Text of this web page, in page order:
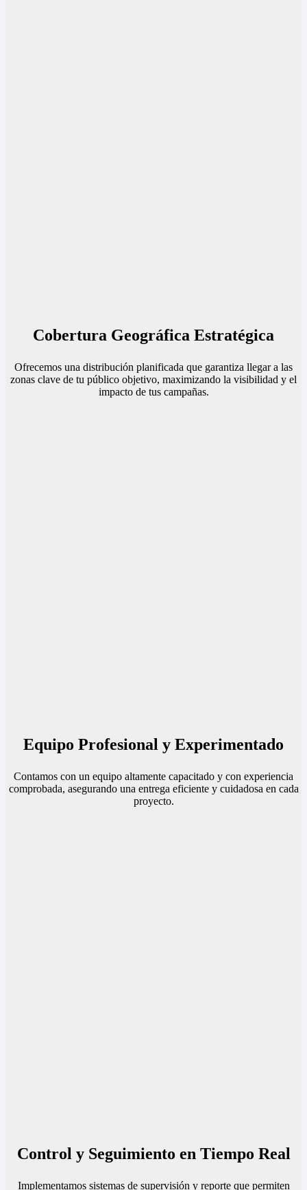
Cobertura Geográfica Estratégica
Ofrecemos una distribución planificada que garantiza llegar a las
zonas clave de tu público objetivo, maximizando la visibilidad y el
impacto de tus campañas.
Equipo Profesional y Experimentado
Contamos con un equipo altamente capacitado y con experiencia
comprobada, asegurando una entrega eficiente y cuidadosa en cada
proyecto.
Control y Seguimiento en Tiempo Real
Implementamos sistemas de supervisión y reporte que permiten